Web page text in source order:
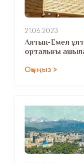
21.06.2023
Алтын-Емел
орталығы
Оқыңыз >